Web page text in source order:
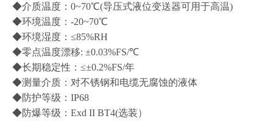
◆介质温度：0~70℃(导压式液位变送器可用于高温)
◆环境温度：-20~70℃
◆环境湿度：≤85%RH
◆零点温度漂移: ±0.03%FS/℃
◆长期稳定性：≤±0.2%FS/年
◆测量介质：对不锈钢和电缆无腐蚀的液体
◆防护等级：IP68
◆防爆等级：Exd II BT4(选装）